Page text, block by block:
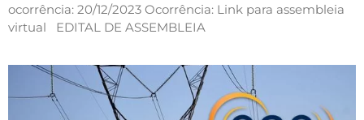
ocorrência: 20/12/2023 Ocorrência: Link para assembleia
virtual EDITAL DE ASSEMBLEIA